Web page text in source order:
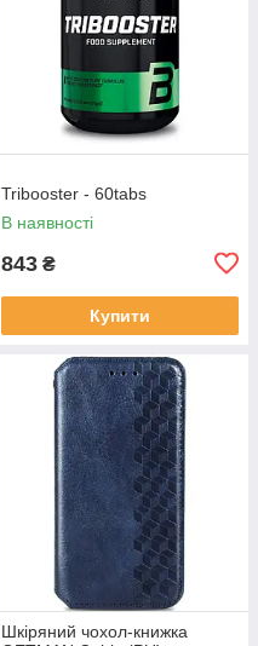
Tribooster - 60tabs
В наявності
843 ₴
Купити
Шкіряний чохол-книжка